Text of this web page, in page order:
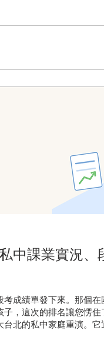
子」來決定。 還有一個
上升的動機——尤其近年
您，幫您把這個決定想
看懂 別只比「公立還是
帳：私中 vs...
中課業實況、
成績單發下來。那個在
，這次的排名讓您愣住
北的私中家庭重演。它